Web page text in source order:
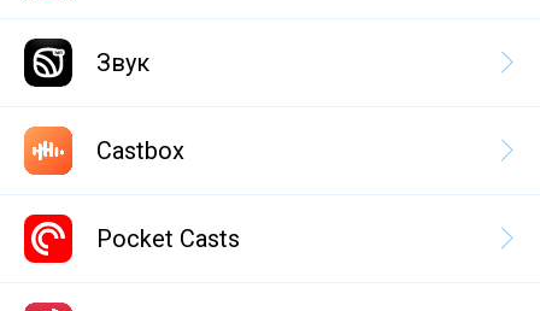
Звук
Castbox
Pocket Casts